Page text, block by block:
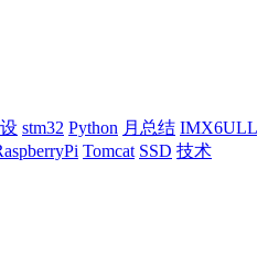
stm32 Python 月总结 IMX6ULL
Tomcat SSD 技术